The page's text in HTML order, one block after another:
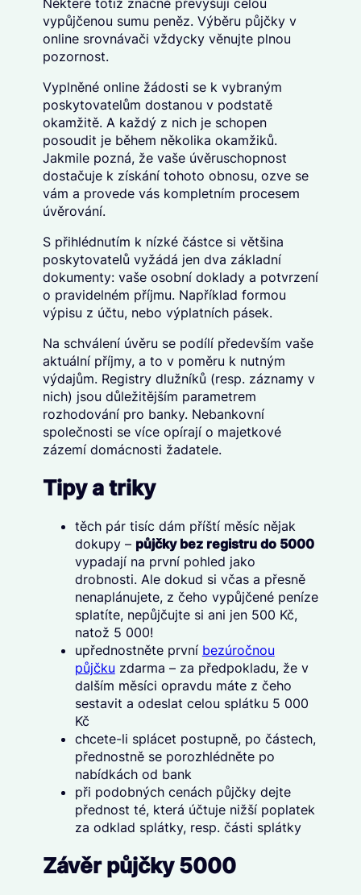
Některé totiž značně převyšují celou
vypůjčenou sumu peněz. Výběru půjčky v
online srovnávači vždycky věnujte plnou
pozornost.
Vyplněné online žádosti se k vybraným
poskytovatelům dostanou v podstatě
okamžitě. A každý z nich je schopen
posoudit je během několika okamžiků.
Jakmile pozná, že vaše úvěruschopnost
dostačuje k získání tohoto obnosu, ozve se
vám a provede vás kompletním procesem
úvěrování.
S přihlédnutím k nízké částce si většina
poskytovatelů vyžádá jen dva základní
dokumenty: vaše osobní doklady a potvrzení
o pravidelném příjmu. Například formou
výpisu z účtu, nebo výplatních pásek.
Na schválení úvěru se podílí především vaše
aktuální příjmy, a to v poměru k nutným
výdajům. Registry dlužníků (resp. záznamy v
nich) jsou důležitějším parametrem
rozhodování pro banky. Nebankovní
společnosti se více opírají o majetkové
zázemí domácnosti žadatele.
Tipy a triky
těch pár tisíc dám příští měsíc nějak
dokupy – půjčky bez registru do 5000
vypadají na první pohled jako
drobnosti. Ale dokud si včas a přesně
nenaplánujete, z čeho vypůjčené peníze
splatíte, nepůjčujte si ani jen 500 Kč,
natož 5 000!
upřednostněte první bezúročnou
půjčku zdarma – za předpokladu, že v
dalším měsíci opravdu máte z čeho
sestavit a odeslat celou splátku 5 000
Kč
chcete-li splácet postupně, po částech,
přednostně se porozhlédněte po
nabídkách od bank
při podobných cenách půjčky dejte
přednost té, která účtuje nižší poplatek
za odklad splátky, resp. části splátky
Závěr půjčky 5000